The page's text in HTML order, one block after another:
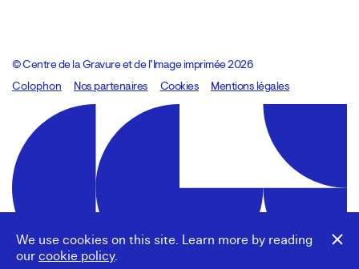
We use cookies on this site. Learn more by reading
our cookie policy.
© Centre de la Gravure et de l’Image imprimée 2026
Colophon
Design:Marcel Kaczmarek, code:8080.studio
Nos partenaires Cookies Mentions légales